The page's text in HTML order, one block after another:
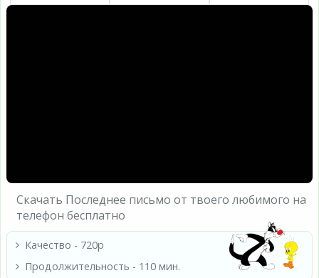
Скачать Последнее письмо от твоего любимого на
телефон бесплатно
Качество - 720p
Продолжительность - 110 мин.